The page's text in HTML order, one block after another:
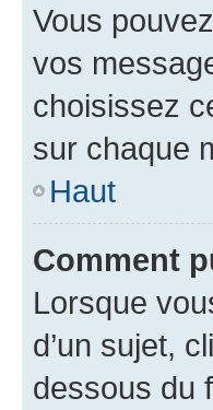
Vous
vos
choisissez
sur chaque
Haut
Comment
Lorsque
d’un sujet,
dessous du